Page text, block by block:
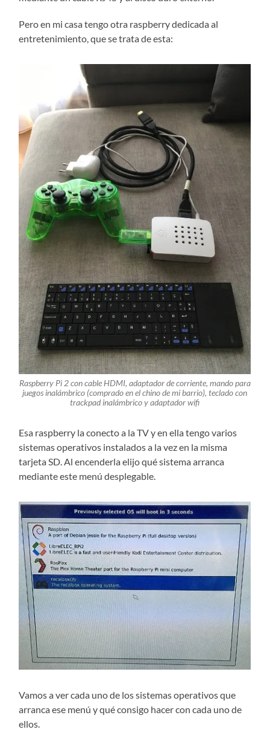
Pero en mi casa tengo otra raspberry dedicada al
entretenimiento, que se trata de esta:
Raspberry Pi 2 con cable HDMI, adaptador de corriente, mando para
juegos inalámbrico (comprado en el chino de mi barrio), teclado con
trackpad inalámbrico y adaptador wifi
Esa raspberry la conecto a la TV y en ella tengo varios
sistemas operativos instalados a la vez en la misma
tarjeta SD. Al encenderla elijo qué sistema arranca
mediante este menú desplegable.
Vamos a ver cada uno de los sistemas operativos que
arranca ese menú y qué consigo hacer con cada uno de
ellos.